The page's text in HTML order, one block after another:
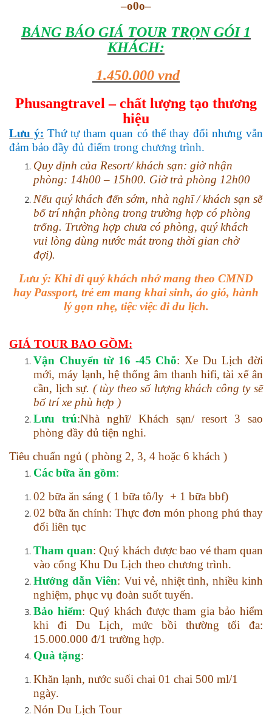
–o0o–
BẢNG BÁO GIÁ TOUR TRỌN GÓI 1
KHÁCH:
1.450.000 vnd
Phusangtravel – chất lượng tạo thương
hiệu
Lưu ý: Thứ tự tham quan có thể thay đổi nhưng vẫn
đảm bảo đầy đủ điểm trong chương trình.
Quy định của Resort/ khách sạn: giờ nhận
phòng: 14h00 – 15h00. Giờ trả phòng 12h00
Nếu quý khách đến sớm, nhà nghĩ / khách sạn sẽ
bố trí nhận phòng trong trường hợp có phòng
trống. Trường hợp chưa có phòng, quý khách
vui lòng dùng nước mát trong thời gian chờ
đợi).
Lưu ý: Khi đi quý khách nhớ mang theo CMND
hay Passport, trẻ em mang khai sinh, áo gió, hành
lý gọn nhẹ, tiệc việc đi du lịch.
GIÁ TOUR BAO GỒM:
Vận Chuyểntừ 16 -45 Chỗ: Xe Du Lịch đời
mới, máy lạnh, hệ thống âm thanh hifi, tài xế ân
cần, lịch sự. ( tùy theo số lượng khách công ty sẽ
bố trí xe phù hợp )
Lưu trú:Nhà nghĩ/ Khách sạn/ resort 3 sao
phòng đầy đủ tiện nghi.
Tiêu chuẩn ngủ ( phòng 2, 3, 4 hoặc 6 khách )
Các bữa ăn gồm:
02 bữa ăn sáng ( 1 bữa tô/ly + 1 bữa bbf)
02 bữa ăn chính: Thực đơn món phong phú thay
đổi liên tục
Tham quan: Quý khách được bao vé tham quan
vào cổng Khu Du Lịch theo chương trình.
Hướng dẫn Viên: Vui vẻ, nhiệt tình, nhiều kinh
nghiệm, phục vụ đoàn suốt tuyến.
Bảo hiểm: Quý khách được tham gia bảo hiểm
khi đi Du Lịch, mức bồi thường tối đa:
15.000.000 đ/1 trường hợp.
Quà tặng:
Khăn lạnh, nước suối chai 01 chai 500 ml/1
ngày.
Nón Du Lịch Tour